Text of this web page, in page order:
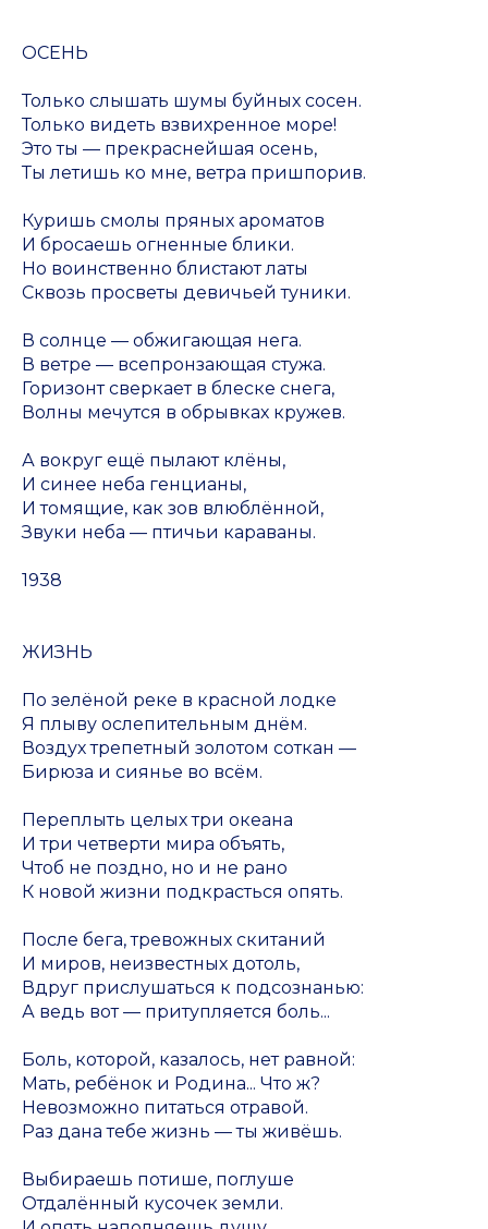
ОСЕНЬ
Только слышать шумы буйных сосен.
Только видеть взвихренное море!
Это ты — прекраснейшая осень,
Ты летишь ко мне, ветра пришпорив.
Куришь смолы пряных ароматов
И бросаешь огненные блики.
Но воинственно блистают латы
Сквозь просветы девичьей туники.
В солнце — обжигающая нега.
В ветре — всепронзающая стужа.
Горизонт сверкает в блеске снега,
Волны мечутся в обрывках кружев.
А вокруг ещё пылают клёны,
И синее неба генцианы,
И томящие, как зов влюблённой,
Звуки неба — птичьи караваны.
1938
ЖИЗНЬ
По зелёной реке в красной лодке
Я плыву ослепительным днём.
Воздух трепетный золотом соткан —
Бирюза и сиянье во всём.
Переплыть целых три океана
И три четверти мира объять,
Чтоб не поздно, но и не рано
К новой жизни подкрасться опять.
После бега, тревожных скитаний
И миров, неизвестных дотоль,
Вдруг прислушаться к подсознанью:
А ведь вот — притупляется боль...
Боль, которой, казалось, нет равной:
Мать, ребёнок и Родина... Что ж?
Невозможно питаться отравой.
Раз дана тебе жизнь — ты живёшь.
Выбираешь потише, поглуше
Отдалённый кусочек земли.